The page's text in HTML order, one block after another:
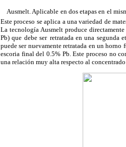
 Ausmelt. Aplicable en dos etapas en el
Este proceso se aplica a una variedad de
La tecnología Ausmelt produce
Pb) que debe ser retratada en una segunda
puede ser nuevamente retratada en un horno
escoria final del 0.5% Pb. Este proceso no
una relación muy alta respecto al concentrado